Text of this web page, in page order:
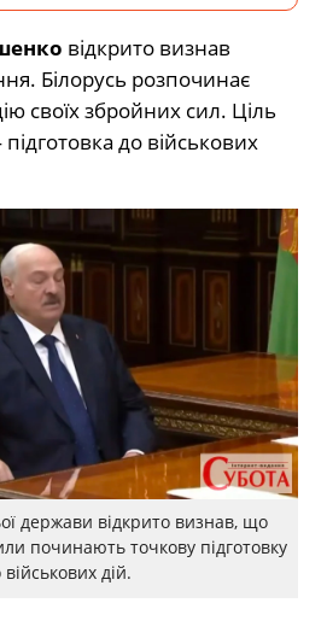
відкрито визнав
Білорусь розпочинає
своїх збройних сил. Ціль
до військових
держави відкрито визнав, що
починають точкову підготовку
військових дій.